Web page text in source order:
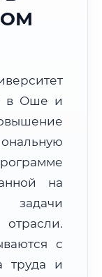
20:18
Республика
Дистанционно
в Оше и
на
с
труда и